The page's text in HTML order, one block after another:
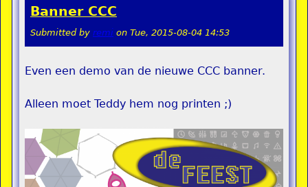
Banner CCC
Submitted by remi on Tue, 2015-08-04 14:53
Even een demo van de nieuwe CCC banner.
Alleen moet Teddy hem nog printen ;)